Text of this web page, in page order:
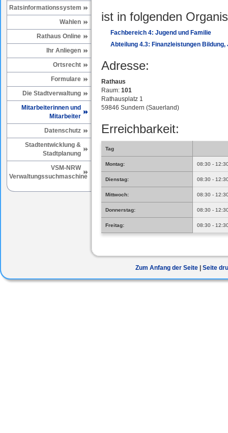
Ratsinformationssystem
Wahlen
Rathaus Online
Ihr Anliegen
Ortsrecht
Formulare
Die Stadtverwaltung
Mitarbeiterinnen und
Mitarbeiter
Datenschutz
Stadtentwicklung &
Stadtplanung
VSM-NRW
Verwaltungssuchmaschine
ist in folgenden
Fachbereich 4: Jugend und Familie
Abteilung 4.3: Finanzleistungen Bildung,
Adresse:
Rathaus
Raum: 101
Rathausplatz 1
59846 Sundern (Sauerland)
Erreichbarkeit:
Tag
Montag: 08:30 -
Dienstag: 08:30 -
Mittwoch: 08:30 -
Donnerstag: 08:30 -
Freitag: 08:30 -
Zum Anfang der Seite Seite